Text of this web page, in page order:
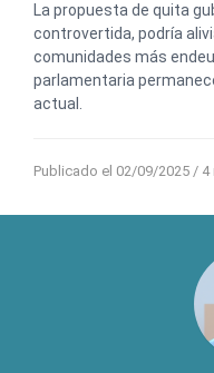
La propuesta de quita
controvertida, podría
comunidades más
parlamentaria
actual.
Publicado el 02/09/2025 / 4